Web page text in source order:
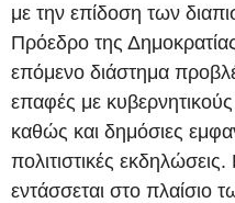
με την επίδοση των
Πρόεδρο της
επόμενο διάστημα
επαφές με
καθώς και δημόσιες
πολιτιστικές
εντάσσεται στο πλαίσιο